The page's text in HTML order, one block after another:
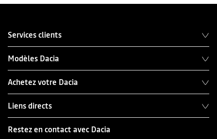
Services clients
Modèles Dacia
Achetez votre Dacia
Liens directs
Restez en contact avec Dacia